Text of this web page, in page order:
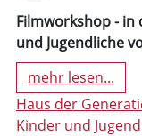
Filmworkshop -
und Jugendliche
mehr lesen...
Haus der
Kinder und